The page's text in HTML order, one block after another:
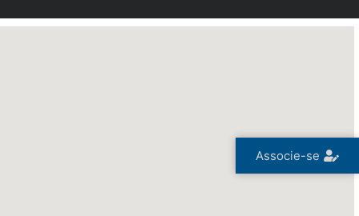
Associe-se